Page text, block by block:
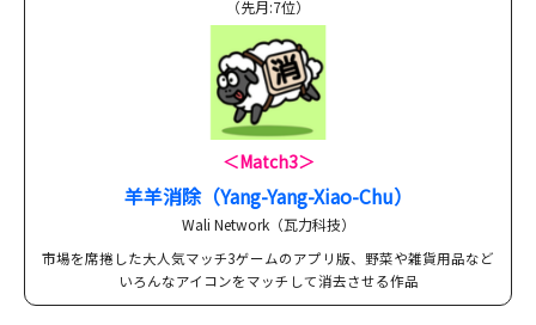
（先月:7位）
＜Match3＞
羊羊消除（Yang-Yang-Xiao-Chu）
Wali Network（瓦力科技）
市場を席捲した大人気マッチ3ゲームのアプリ版、野菜や雑貨用品など
いろんなアイコンをマッチして消去させる作品